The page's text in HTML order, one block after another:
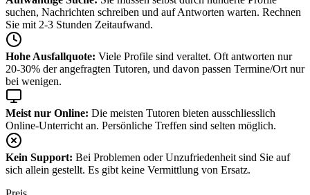
suchen, Nachrichten schreiben und auf Antworten warten. Rechnen
Sie mit 2-3 Stunden Zeitaufwand.
Hohe Ausfallquote: Viele Profile sind veraltet. Oft antworten nur
20-30% der angefragten Tutoren, und davon passen Termine/Ort nur
bei wenigen.
Meist nur Online: Die meisten Tutoren bieten ausschliesslich
Online-Unterricht an. Persönliche Treffen sind selten möglich.
Kein Support: Bei Problemen oder Unzufriedenheit sind Sie auf
sich allein gestellt. Es gibt keine Vermittlung von Ersatz.